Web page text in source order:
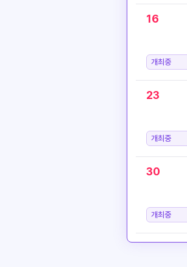
16
개최중
23
개최중
30
개최중